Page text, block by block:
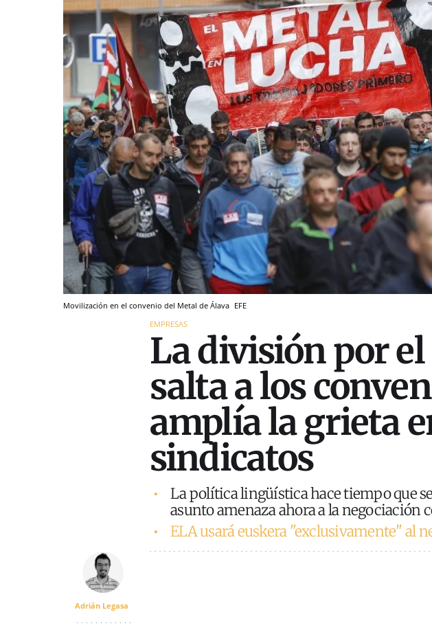
Movilización en el convenio del Metal de Álava EFE
EMPRESAS
La división por
salta a los
amplía la grieta
sindicatos
La política lingüística hace tiempo que
asunto amenaza ahora a la negociación
ELA usará euskera "exclusivamente" al
Adrián Legasa